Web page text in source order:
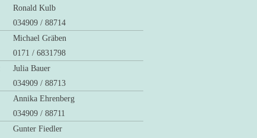
Ronald Kulb
034909 / 88714
Michael Gräben
0171 / 6831798
Julia Bauer
034909 / 88713
Annika Ehrenberg
034909 / 88711
Gunter Fiedler